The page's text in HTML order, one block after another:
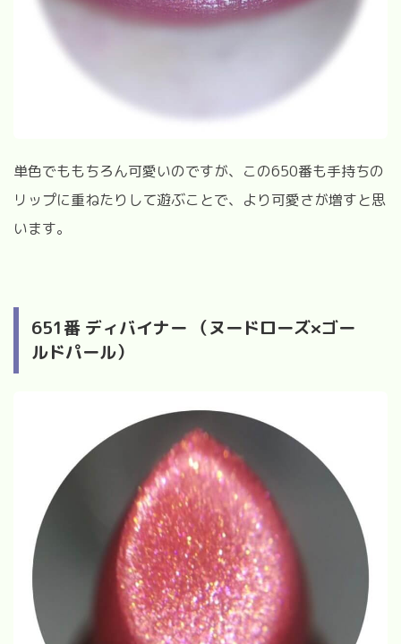
単色でももちろん可愛いのですが、この650番も手持ちの
リップに重ねたりして遊ぶことで、より可愛さが増すと思
います。
651番 ディバイナー （ヌードローズ×ゴー
ルドパール）